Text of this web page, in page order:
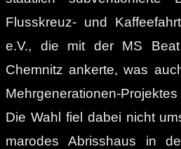
Flusskreuz- und
e.V., die mit der MS
Chemnitz ankerte, was
Mehrgenerationen-Projektes
Die Wahl fiel dabei nicht
marodes Abrisshaus in